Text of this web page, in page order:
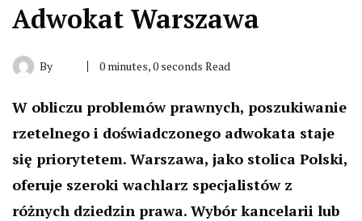
Adwokat Warszawa
By 0 minutes, 0 seconds Read
W obliczu problemów prawnych, poszukiwanie
rzetelnego i doświadczonego adwokata staje
się priorytetem. Warszawa, jako stolica Polski,
oferuje szeroki wachlarz specjalistów z
różnych dziedzin prawa. Wybór kancelarii lub